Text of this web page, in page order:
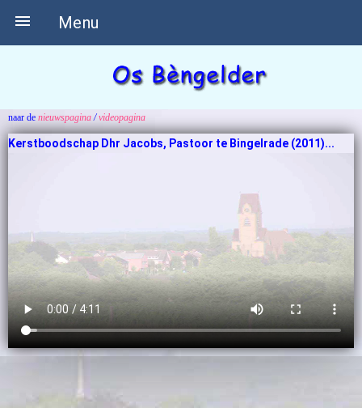
Menu

naar de nieuwspagina/videopagina
Kerstboodschap Dhr Jacobs, Pastoor te Bingelrade (2011)...